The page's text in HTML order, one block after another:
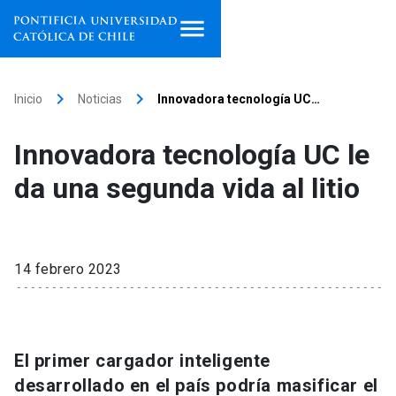
Facultades, escuelas e
institutos
Internacionalización
Vinculación
Inicio keyboard_arrow_right Noticias keyboard_arrow_right Innovadora tecnología UC…
Innovadora tecnología UC le
da una segunda vida al litio
14 febrero 2023
El primer cargador inteligente
desarrollado en el país podría masificar el